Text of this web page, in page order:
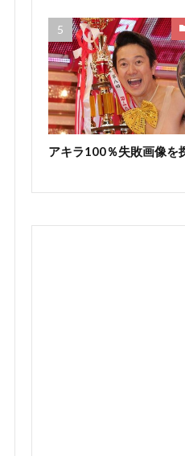
アキラ100％失敗画像を